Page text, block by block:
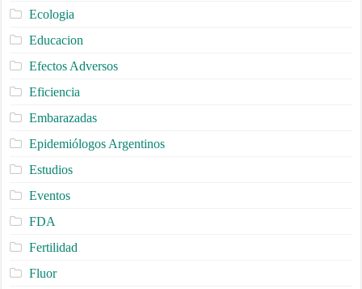
Ecologia
Educacion
Efectos Adversos
Eficiencia
Embarazadas
Epidemiólogos Argentinos
Estudios
Eventos
FDA
Fertilidad
Fluor